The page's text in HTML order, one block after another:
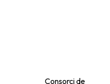
Consorci de